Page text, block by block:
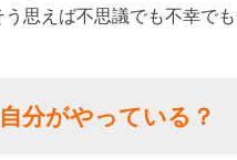
思えば不思議でも不幸でも
分がやっている？